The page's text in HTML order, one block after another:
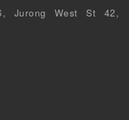
Jurong West St 42,